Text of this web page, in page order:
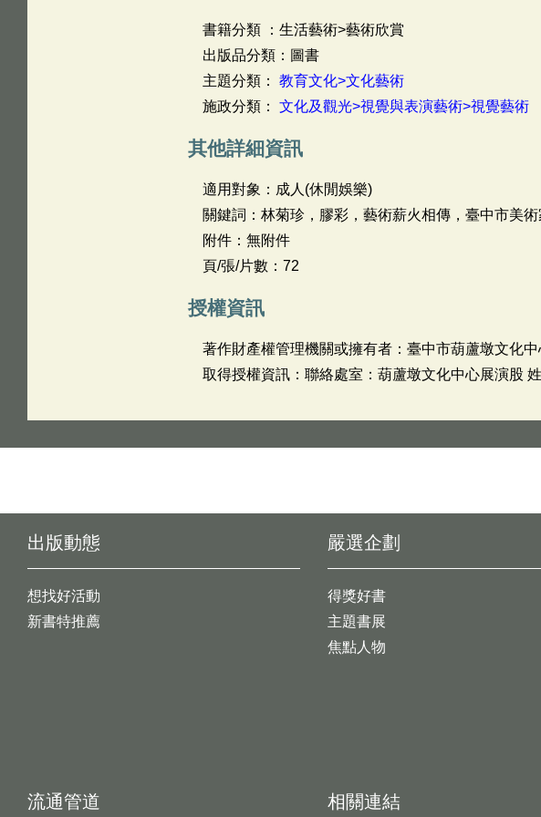
書籍分類 ：生活藝術>藝術欣賞
出版品分類：圖書
主題分類： 教育文化>文化藝術
施政分類： 文化及觀光>視覺與表演藝術>視覺藝術
其他詳細資訊
適用對象：成人(休閒娛樂)
關鍵詞：林菊珍，膠彩，藝術薪火相傳，臺中市美
附件：無附件
頁/張/片數：72
授權資訊
著作財產權管理機關或擁有者：臺中市葫蘆墩文化中
取得授權資訊：聯絡處室：葫蘆墩文化中心展演股
出版動態
想找好活動
新書特推薦
嚴選企劃
得獎好書
主題書展
焦點人物
流通管道 相關連結